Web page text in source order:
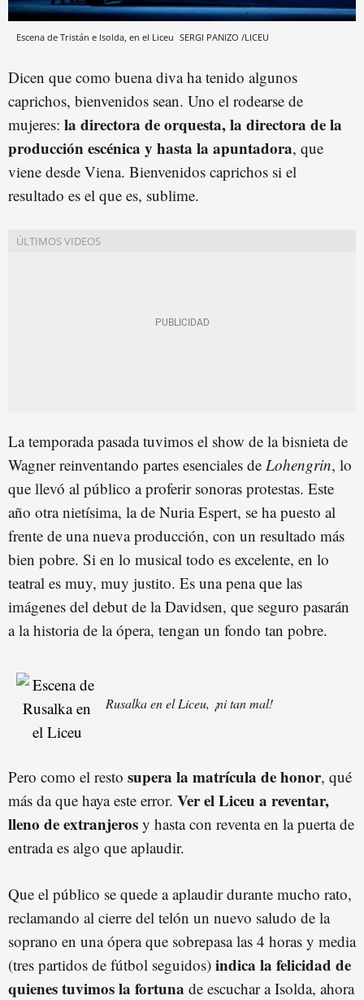
Escena de Tristán e Isolda, en el Liceu SERGI PANIZO /LICEU
Dicen que como buena diva ha tenido algunos
caprichos, bienvenidos sean. Uno el rodearse de
mujeres: la directora de orquesta, la directora de la
producción escénica y hasta la apuntadora, que
viene desde Viena. Bienvenidos caprichos si el
resultado es el que es, sublime.
La temporada pasada tuvimos el show de la bisnieta de
Wagner reinventando partes esenciales de Lohengrin, lo
que llevó al público a proferir sonoras protestas. Este
año otra nietísima, la de Nuria Espert, se ha puesto al
frente de una nueva producción, con un resultado más
bien pobre. Si en lo musical todo es excelente, en lo
teatral es muy, muy justito. Es una pena que las
imágenes del debut de la Davidsen, que seguro pasarán
a la historia de la ópera, tengan un fondo tan pobre.
Rusalka en el Liceu, ¡ni tan mal!
Pero como el resto supera la matrícula de honor, qué
más da que haya este error. Ver el Liceu a reventar,
lleno de extranjeros y hasta con reventa en la puerta de
entrada es algo que aplaudir.
Que el público se quede a aplaudir durante mucho rato,
reclamando al cierre del telón un nuevo saludo de la
soprano en una ópera que sobrepasa las 4 horas y media
(tres partidos de fútbol seguidos) indica la felicidad de
quienes tuvimos la fortuna de escuchar a Isolda, ahora